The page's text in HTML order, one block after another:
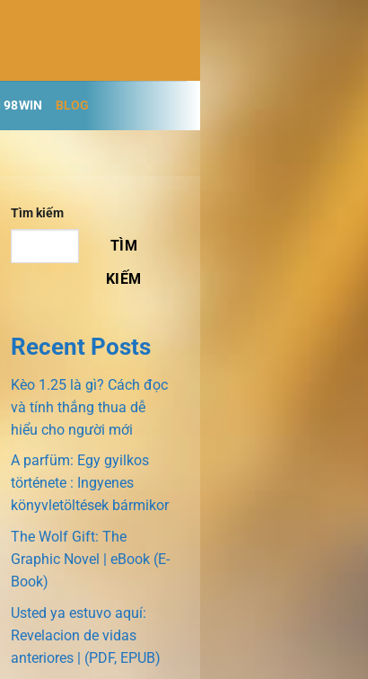
98WIN BLOG
Tìm kiếm
TÌM
KIẾM
Recent Posts
Kèo 1.25 là gì? Cách đọc
và tính thắng thua dễ
hiểu cho người mới
A parfüm: Egy gyilkos
története : Ingyenes
könyvletöltések bármikor
The Wolf Gift: The
Graphic Novel | eBook (E-
Book)
Usted ya estuvo aquí:
Revelacion de vidas
anteriores | (PDF, EPUB)